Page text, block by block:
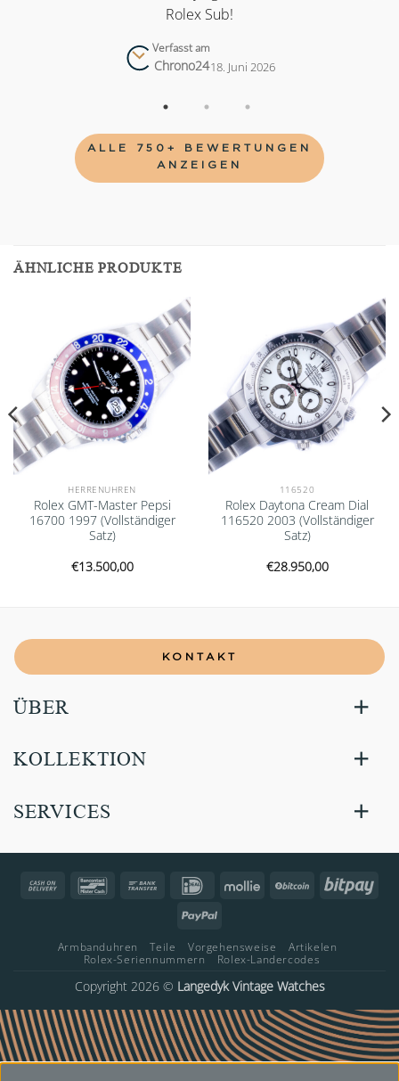
Rolex Sub!
Verfasst am
Chrono2418. Juni 2026
ALLE 750+ BEWERTUNGEN
ANZEIGEN
ÄHNLICHE PRODUKTE
Add to
wishlist
HERRENUHREN
Rolex GMT-Master Pepsi
16700 1997 (Vollständiger
Satz)
€13.500,00
Add to
wishlist
116520
Rolex Daytona Cream Dial
116520 2003 (Vollständiger
Satz)
€28.950,00
KONTAKT
ÜBER
KOLLEKTION
SERVICES
Cash
Bancontact Bank
IDeal Mollie BitCoin
PayPal
Armbanduhren Teile Vorgehensweise
Artikelen
Rolex-Seriennummern
Rolex-Landercodes
Copyright 2026 © Langedyk Vintage Watches